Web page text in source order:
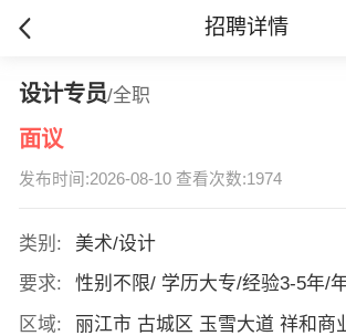
招聘详情
设计专员/全职
面议
发布时间:2026-08-10 查看次数:1974
类别:
美术/设计
要求:
性别不限/ 学历大专/经验3-5年/
区域:
丽江市 古城区 玉雪大道 祥和商